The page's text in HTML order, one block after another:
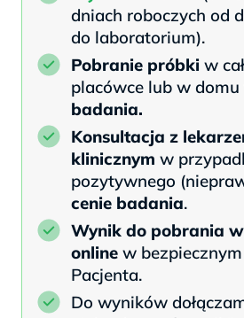
dniach roboczych od
do laboratorium).
Pobranie próbki w
placówce lub w domu
badania.
Konsultacja z
klinicznym w
pozytywnego
cenie badania.
Wynik do pobrania wygodnie
online w
Pacjenta.
Do wyników dołączamy wskazówki